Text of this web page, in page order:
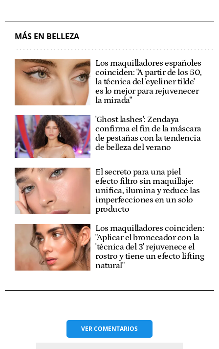
MÁS EN BELLEZA
Los maquilladores españoles
coinciden: "A partir de los 50,
la técnica del 'eyeliner tilde'
es lo mejor para rejuvenecer
la mirada"
'Ghost lashes': Zendaya
confirma el fin de la máscara
de pestañas con la tendencia
de belleza del verano
El secreto para una piel
efecto filtro sin maquillaje:
unifica, ilumina y reduce las
imperfecciones en un solo
producto
Los maquilladores coinciden:
"Aplicar el bronceador con la
'técnica del 3' rejuvenece el
rostro y tiene un efecto lifting
natural"
VERCOMENTARIOS